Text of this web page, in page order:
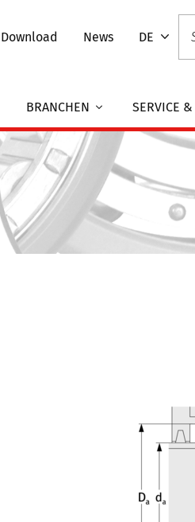
Download News DE
BRANCHEN SERVICE